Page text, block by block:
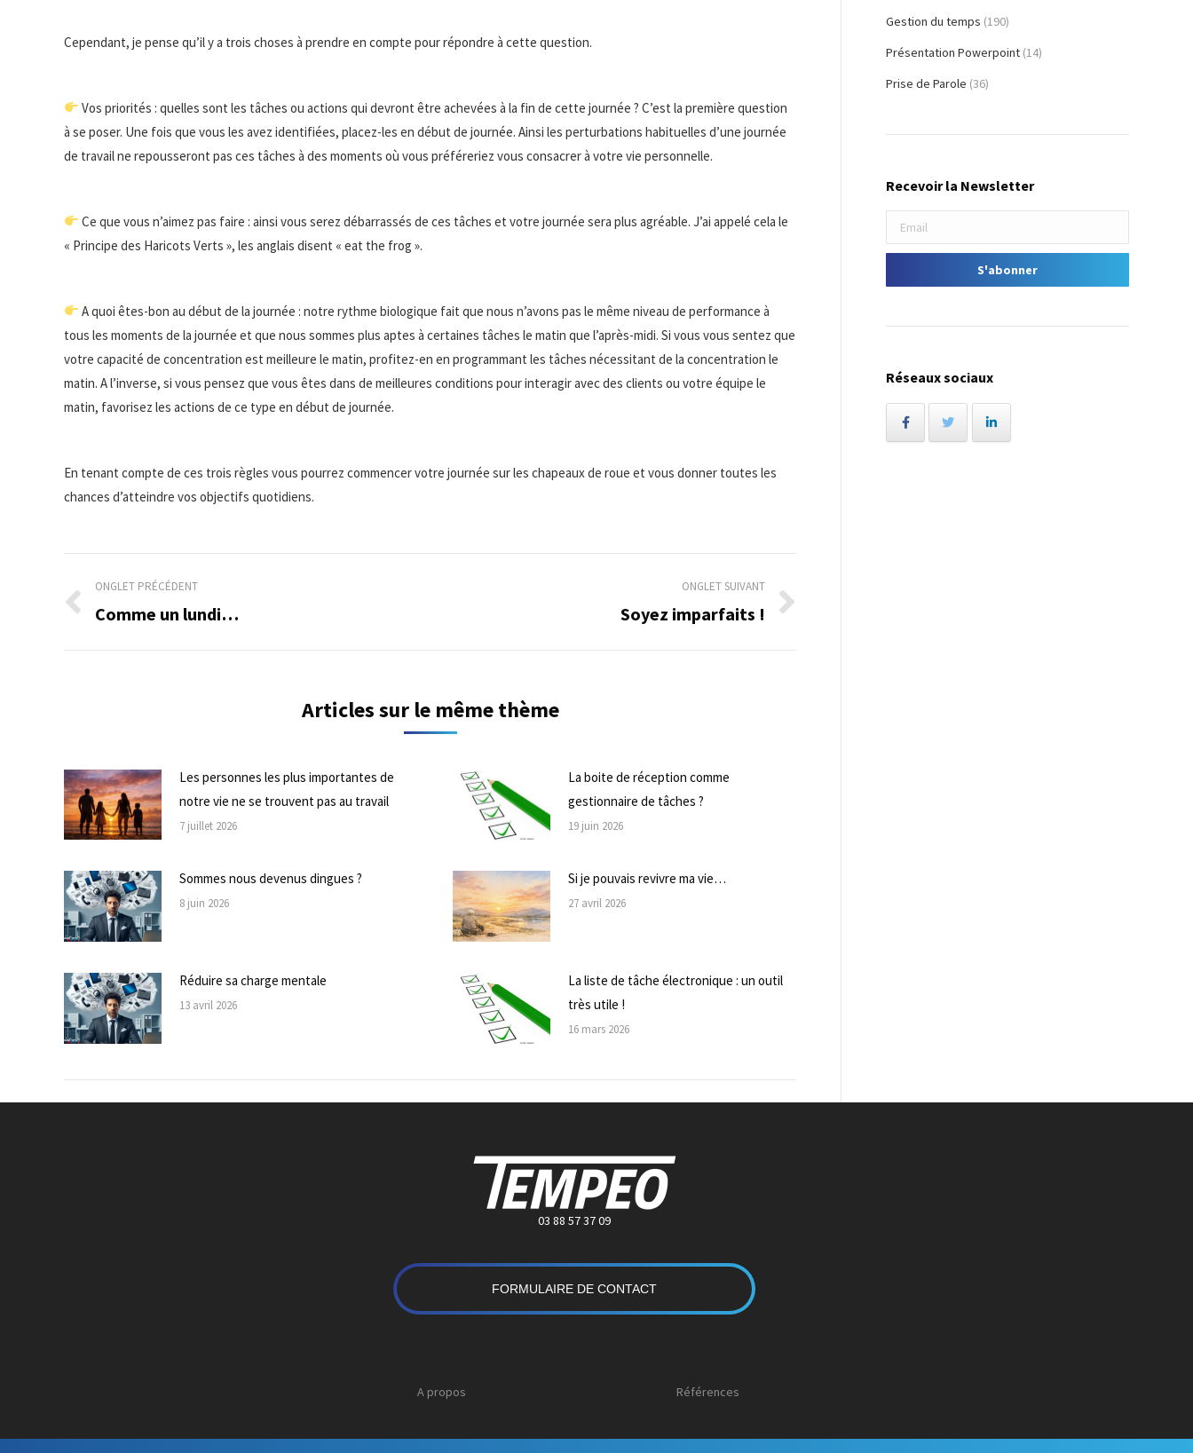
Cependant, je pense qu’il y a trois choses à prendre en compte pour répondre à cette question.
Vos priorités : quelles sont les tâches ou actions qui devront être achevées à la fin de cette journée ? C’est la première question
à se poser. Une fois que vous les avez identifiées, placez-les en début de journée. Ainsi les perturbations habituelles d’une journée
de travail ne repousseront pas ces tâches à des moments où vous préféreriez vous consacrer à votre vie personnelle.
Ce que vous n’aimez pas faire : ainsi vous serez débarrassés de ces tâches et votre journée sera plus agréable. J’ai appelé cela le
« Principe des Haricots Verts », les anglais disent « eat the frog ».
A quoi êtes-bon au début de la journée : notre rythme biologique fait que nous n’avons pas le même niveau de performance à
tous les moments de la journée et que nous sommes plus aptes à certaines tâches le matin que l’après-midi. Si vous vous sentez que
votre capacité de concentration est meilleure le matin, profitez-en en programmant les tâches nécessitant de la concentration le
matin. A l’inverse, si vous pensez que vous êtes dans de meilleures conditions pour interagir avec des clients ou votre équipe le
matin, favorisez les actions de ce type en début de journée.
En tenant compte de ces trois règles vous pourrez commencer votre journée sur les chapeaux de roue et vous donner toutes les
chances d’atteindre vos objectifs quotidiens.
Navigation
de
commentaire
ONGLET PRÉCÉDENT
Onglet
Comme un lundi…
ONGLET SUIVANT
Soyez imparfaits !
Articles sur le même thème
Les personnes les plus importantes de
notre vie ne se trouvent pas au travail
7 juillet 2026
La boite de réception comme
gestionnaire de tâches ?
19 juin 2026
Sommes nous devenus dingues ?
8 juin 2026
Si je pouvais revivre ma vie…
27 avril 2026
Réduire sa charge mentale
13 avril 2026
La liste de tâche électronique : un outil
très utile !
16 mars 2026
Gestion du temps (190)
Présentation Powerpoint (14)
Prise de Parole (36)
Recevoir la Newsletter
Réseaux sociaux
03 88 57 37 09
FORMULAIRE DE CONTACT
A propos Références